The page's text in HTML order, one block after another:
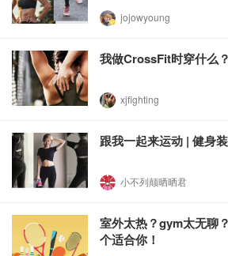
jojowyoung
我做CrossFit时穿什么
xjfighting
跟我一起来运动 | 健身
小不列颠晒晒君
室外太热？gym太无聊
个适合你！